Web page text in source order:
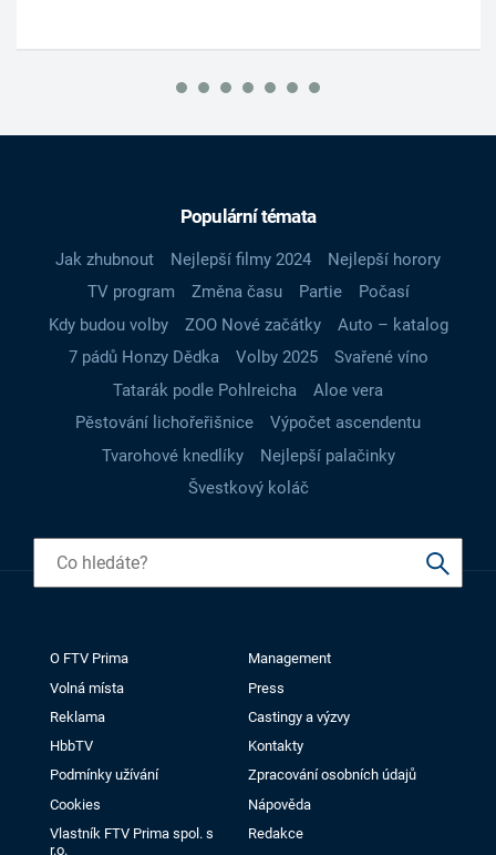
Populární témata
Jak zhubnout Nejlepší filmy 2024
Nejlepší horory
TV program
Změna času Partie
Počasí
Kdy budou volby
ZOO Nové začátky
Auto – katalog
7 pádů Honzy Dědka
Volby 2025
Svařené víno
Tatarák podle Pohlreicha
Aloe vera
Pěstování lichořeřišnice
Výpočet ascendentu
Tvarohové knedlíky
Nejlepší palačinky
Švestkový koláč
O FTV Prima
Management
Volná místa
Press
Reklama
Castingy a výzvy
HbbTV
Kontakty
Podmínky užívání
Zpracování osobních údajů
Cookies
Nápověda
Vlastník FTV Prima spol. s
r.o.
Redakce